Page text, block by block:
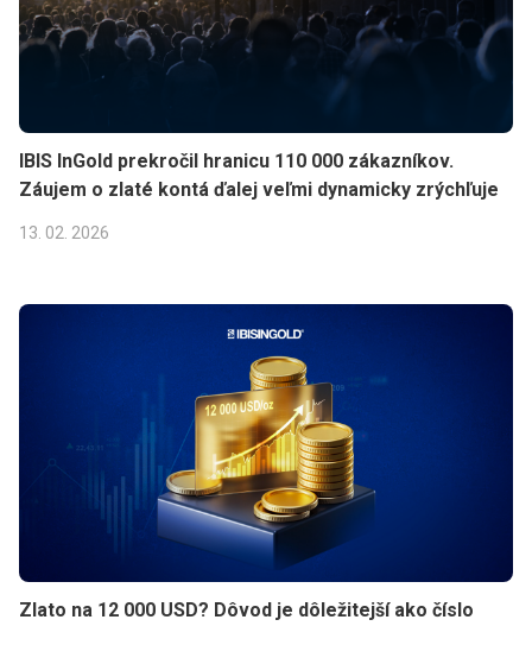
IBIS InGold prekročil hranicu 110 000 zákazníkov.
Záujem o zlaté kontá ďalej veľmi dynamicky zrýchľuje
13. 02. 2026
Zlato na 12 000 USD? Dôvod je dôležitejší ako číslo